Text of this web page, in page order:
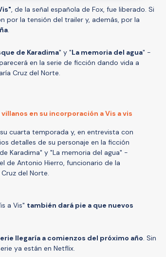
, de la señal española de Fox, fue liberado. Si
por la tensión del trailer y, además, por la
.
de Karadima" y "La memoria del agua" -
en la serie de ficción dando vida a
Cruz del Norte.
en su incorporación a Vis a vis
cuarta temporada y, en entrevista con
detalles de su personaje en la ficción
Karadima" y "La memoria del agua" -
de Antonio Hierro, funcionario de la
del Norte.
a Vis" también dará pie a que nuevos
llegaría a comienzos del próximo año. Sin
ya están en Netflix.